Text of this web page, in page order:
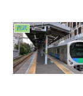
西武